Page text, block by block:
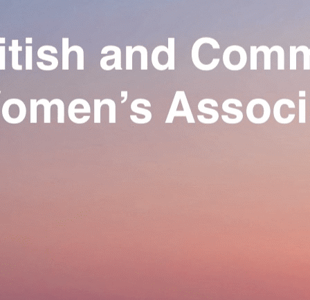
Exporter uniquement les colonnes affichées
Ajoutez un logo, un bouton, des réseaux sociaux
Our Association
Activities
Join us